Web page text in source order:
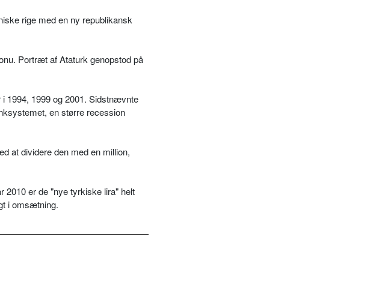
rige med en ny republikansk
Portræt af Ataturk genopstod på
1994, 1999 og 2001. Sidstnævnte
en større recession
at dividere den med en million,
2010 er de "nye tyrkiske lira" helt
i omsætning.